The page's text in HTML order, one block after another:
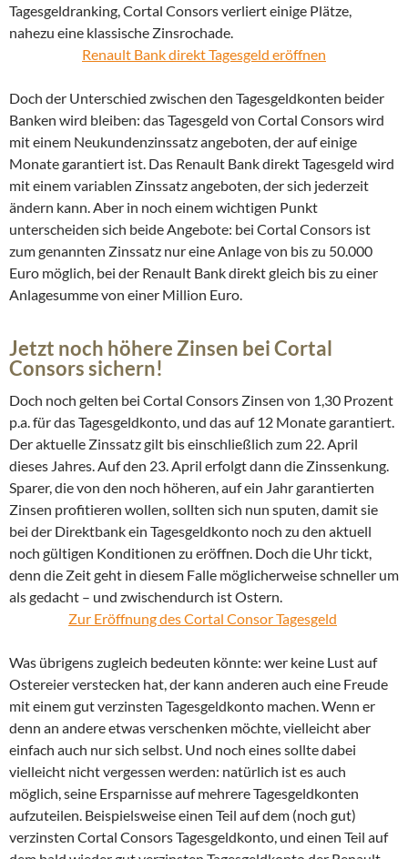
Tagesgeldranking, Cortal Consors verliert einige Plätze,
nahezu eine klassische Zinsrochade.
Renault Bank direkt Tagesgeld eröffnen
Doch der Unterschied zwischen den Tagesgeldkonten beider
Banken wird bleiben: das Tagesgeld von Cortal Consors wird
mit einem Neukundenzinssatz angeboten, der auf einige
Monate garantiert ist. Das Renault Bank direkt Tagesgeld wird
mit einem variablen Zinssatz angeboten, der sich jederzeit
ändern kann. Aber in noch einem wichtigen Punkt
unterscheiden sich beide Angebote: bei Cortal Consors ist
zum genannten Zinssatz nur eine Anlage von bis zu 50.000
Euro möglich, bei der Renault Bank direkt gleich bis zu einer
Anlagesumme von einer Million Euro.
Jetzt noch höhere Zinsen bei Cortal
Consors sichern!
Doch noch gelten bei Cortal Consors Zinsen von 1,30 Prozent
p.a. für das Tagesgeldkonto, und das auf 12 Monate garantiert.
Der aktuelle Zinssatz gilt bis einschließlich zum 22. April
dieses Jahres. Auf den 23. April erfolgt dann die Zinssenkung.
Sparer, die von den noch höheren, auf ein Jahr garantierten
Zinsen profitieren wollen, sollten sich nun sputen, damit sie
bei der Direktbank ein Tagesgeldkonto noch zu den aktuell
noch gültigen Konditionen zu eröffnen. Doch die Uhr tickt,
denn die Zeit geht in diesem Falle möglicherweise schneller um
als gedacht – und zwischendurch ist Ostern.
Zur Eröffnung des Cortal Consor Tagesgeld
Was übrigens zugleich bedeuten könnte: wer keine Lust auf
Ostereier verstecken hat, der kann anderen auch eine Freude
mit einem gut verzinsten Tagesgeldkonto machen. Wenn er
denn an andere etwas verschenken möchte, vielleicht aber
einfach auch nur sich selbst. Und noch eines sollte dabei
vielleicht nicht vergessen werden: natürlich ist es auch
möglich, seine Ersparnisse auf mehrere Tagesgeldkonten
aufzuteilen. Beispielsweise einen Teil auf dem (noch gut)
verzinsten Cortal Consors Tagesgeldkonto, und einen Teil auf